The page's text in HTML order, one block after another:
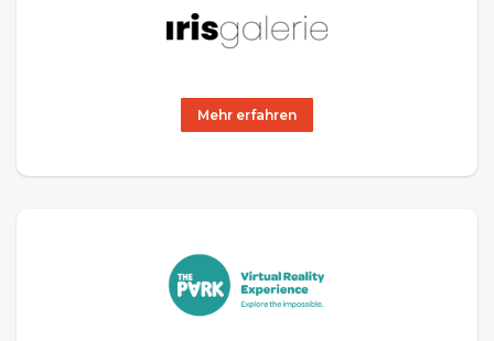
Mehr erfahren